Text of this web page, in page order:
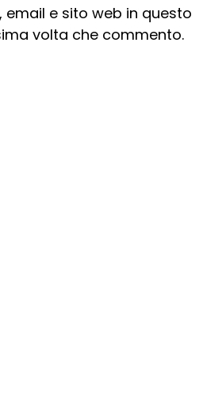
email e sito web in questo
volta che commento.